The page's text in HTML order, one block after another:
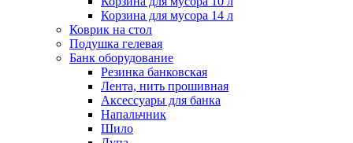
Корзина для мусора 14 л
Коврик на стол
Подушка гелевая
Банк оборудование
Резинка банковская
Лента, нить прошивная
Аксессуары для банка
Напальчник
Шило